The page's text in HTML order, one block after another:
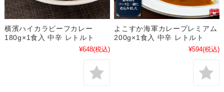
横濱ハイカラビーフカレー
180g×1食入 中辛 レトルト
¥648(税込)
よこすか海軍カレープレミアム
200g×1食入 中辛 レトルト
¥594(税込)